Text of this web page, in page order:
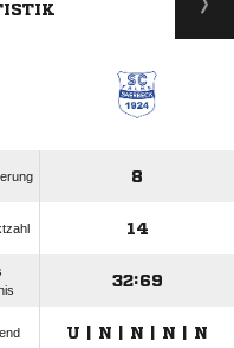
8
14
32:69
U | N | N | N | N